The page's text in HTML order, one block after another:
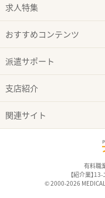
求人特集
おすすめコンテンツ
派遣サポート
支店紹介
関連サイト
有料職
【紹介業】
© 2000-2026